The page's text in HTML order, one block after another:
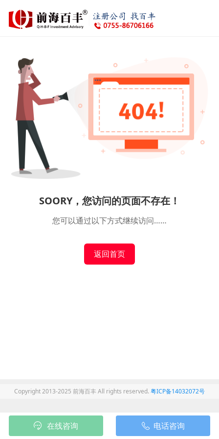
SOORY，您访问的页面不存在！
您可以通过以下方式继续访问……
返回首页
Copyright 2013-2025 前海百丰 All rights reserved. 粤ICP备14032072号
在线咨询 电话咨询